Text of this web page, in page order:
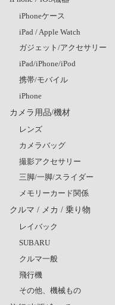
iPhoneケース
iPad / Apple Watch
ガジェット/アクセサリー
iPad/iPhone/iPod
携帯/モバイル
iPhone
カメラ用品/機材
レンズ
カメラバッグ
撮影アクセサリー
三脚/一脚/スライダー
メモリーカード関係
クルマ / メカ / 乗り物
レイバック
SUBARU
クルマ一般
飛行機
その他、機械もの